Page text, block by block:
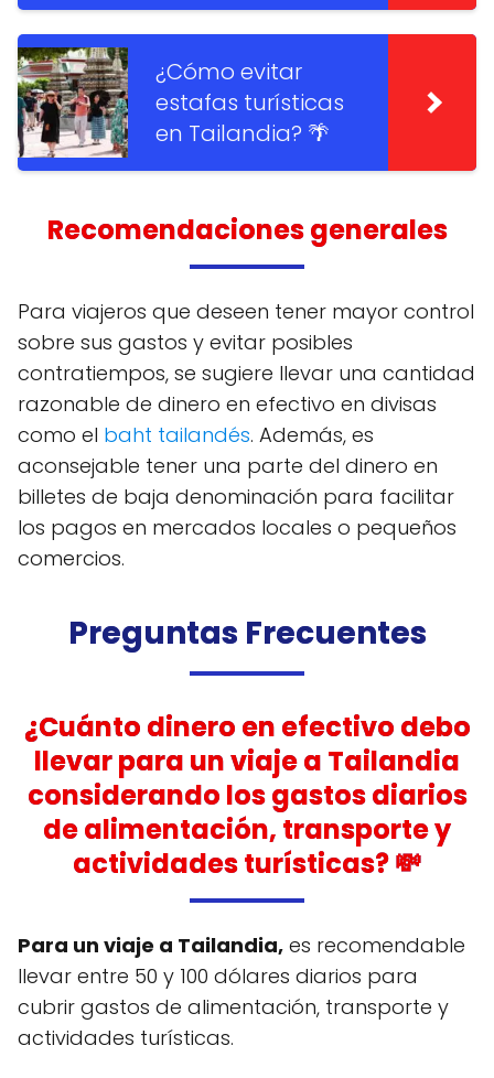
¿Cómo evitar
estafas turísticas
en Tailandia? 🌴
Recomendaciones generales
Para viajeros que deseen tener mayor control
sobre sus gastos y evitar posibles
contratiempos, se sugiere llevar una cantidad
razonable de dinero en efectivo en divisas
como el baht tailandés. Además, es
aconsejable tener una parte del dinero en
billetes de baja denominación para facilitar
los pagos en mercados locales o pequeños
comercios.
Preguntas Frecuentes
¿Cuánto dinero en efectivo debo
llevar para un viaje a Tailandia
considerando los gastos diarios
de alimentación, transporte y
actividades turísticas? 💸
Para un viaje a Tailandia, es recomendable
llevar entre 50 y 100 dólares diarios para
cubrir gastos de alimentación, transporte y
actividades turísticas.